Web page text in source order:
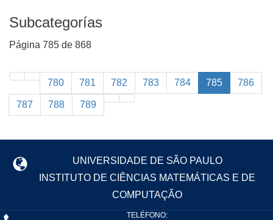
Subcategorías
Página 785 de 868
780 781 782 783 784 785 786
787 788 789
UNIVERSIDADE DE SÃO PAULO
INSTITUTO DE CIÊNCIAS MATEMÁTICAS E DE
COMPUTAÇÃO
TELÉFONO: